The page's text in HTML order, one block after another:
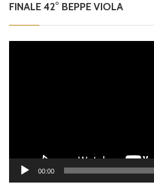
FINALE 42° BEPPE VIOLA
00:00